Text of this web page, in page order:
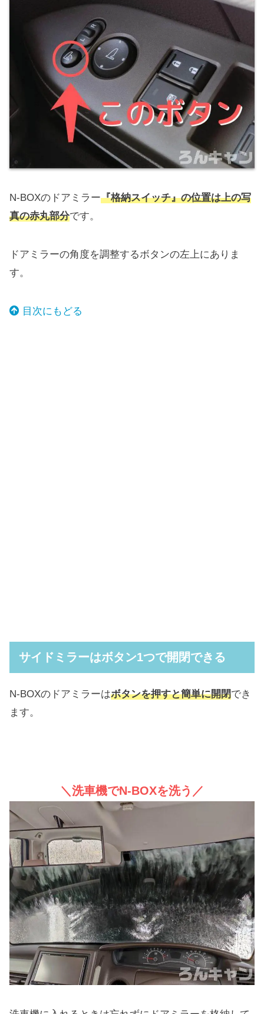
N-BOXのドアミラー『格納スイッチ』の位置は上の写
真の赤丸部分です。
ドアミラーの角度を調整するボタンの左上にありま
す。
目次にもどる
サイドミラーはボタン1つで開閉できる
N-BOXのドアミラーはボタンを押すと簡単に開閉でき
ます。
＼洗車機でN-BOXを洗う／